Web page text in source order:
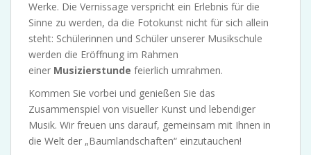
Werke. Die Vernissage verspricht ein Erlebnis für die
Sinne zu werden, da die Fotokunst nicht für sich allein
steht: Schülerinnen und Schüler unserer Musikschule
werden die Eröffnung im Rahmen
einer Musizierstunde feierlich umrahmen.
Kommen Sie vorbei und genießen Sie das
Zusammenspiel von visueller Kunst und lebendiger
Musik. Wir freuen uns darauf, gemeinsam mit Ihnen in
die Welt der „Baumlandschaften“ einzutauchen!